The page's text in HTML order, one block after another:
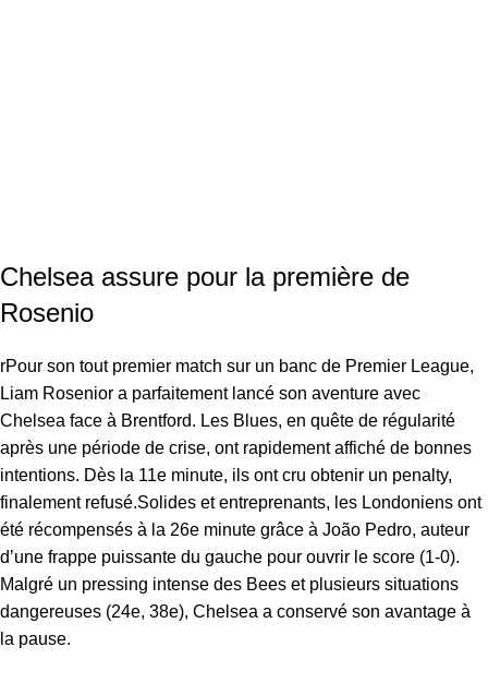
Chelsea assure pour la première de
Rosenio
rPour son tout premier match sur un banc de Premier League,
Liam Rosenior a parfaitement lancé son aventure avec
Chelsea face à Brentford. Les Blues, en quête de régularité
après une période de crise, ont rapidement affiché de bonnes
intentions. Dès la 11e minute, ils ont cru obtenir un penalty,
finalement refusé.Solides et entreprenants, les Londoniens ont
été récompensés à la 26e minute grâce à João Pedro, auteur
d’une frappe puissante du gauche pour ouvrir le score (1-0).
Malgré un pressing intense des Bees et plusieurs situations
dangereuses (24e, 38e), Chelsea a conservé son avantage à
la pause.